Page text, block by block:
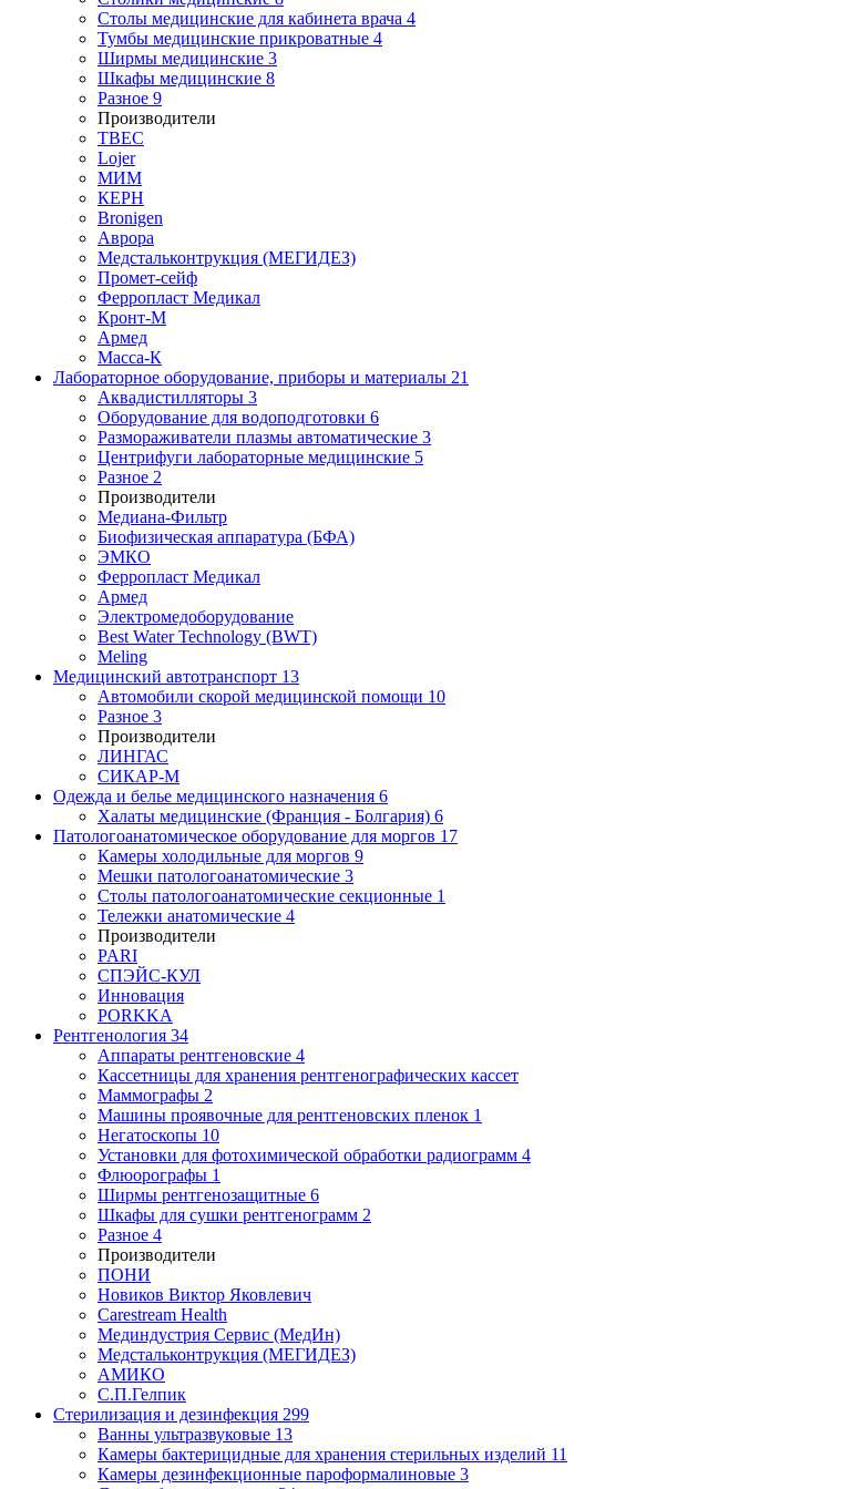
Столы медицинские для кабинета врача 4
Тумбы медицинские прикроватные 4
Ширмы медицинские 3
Шкафы медицинские 8
Разное 9
Производители
ТВЕС
Lojer
МИМ
КЕРН
Bronigen
Аврора
Медстальконтрукция (МЕГИДЕЗ)
Промет-сейф
Ферропласт Медикал
Кронт-М
Армед
Масса-К
Лабораторное оборудование, приборы и материалы 21
Аквадистилляторы 3
Оборудование для водоподготовки 6
Размораживатели плазмы автоматические 3
Центрифуги лабораторные медицинские 5
Разное 2
Производители
Медиана-Фильтр
Биофизическая аппаратура (БФА)
ЭМКО
Ферропласт Медикал
Армед
Электромедоборудование
Best Water Technology (BWT)
Meling
Медицинский автотранспорт 13
Автомобили скорой медицинской помощи 10
Разное 3
Производители
ЛИНГАС
СИКАР-М
Одежда и белье медицинского назначения 6
Халаты медицинские (Франция - Болгария) 6
Патологоанатомическое оборудование для моргов 17
Камеры холодильные для моргов 9
Мешки патологоанатомические 3
Столы патологоанатомические секционные 1
Тележки анатомические 4
Производители
PARI
СПЭЙС-КУЛ
Инновация
PORKKA
Рентгенология 34
Аппараты рентгеновские 4
Кассетницы для хранения рентгенографических кассет
Маммографы 2
Машины проявочные для рентгеновских пленок 1
Негатоскопы 10
Установки для фотохимической обработки радиограмм 4
Флюорографы 1
Ширмы рентгенозащитные 6
Шкафы для сушки рентгенограмм 2
Разное 4
Производители
ПОНИ
Новиков Виктор Яковлевич
Carestream Health
Мединдустрия Сервис (МедИн)
Медстальконтрукция (МЕГИДЕЗ)
АМИКО
С.П.Гелпик
Стерилизация и дезинфекция 299
Ванны ультразвуковые 13
Камеры бактерицидные для хранения стерильных изделий 11
Камеры дезинфекционные пароформалиновые 3